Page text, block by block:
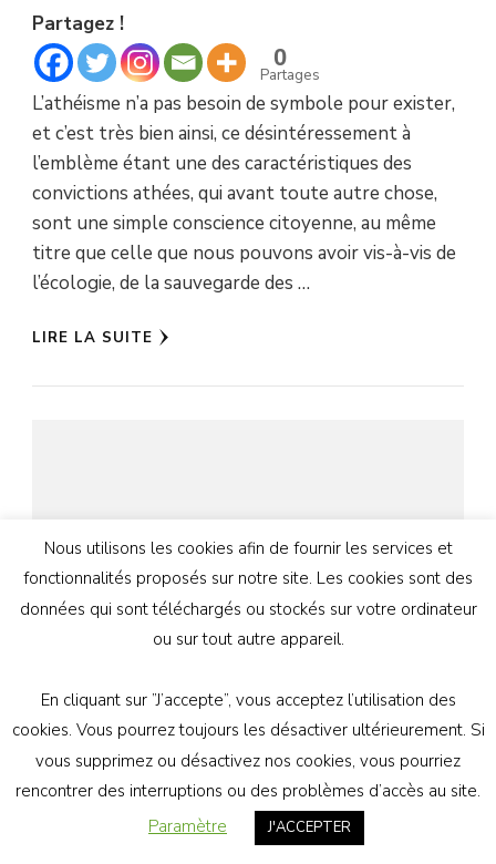
Partagez !
0
Partages
L’athéisme n’a pas besoin de symbole pour exister,
et c’est très bien ainsi, ce désintéressement à
l’emblème étant une des caractéristiques des
convictions athées, qui avant toute autre chose,
sont une simple conscience citoyenne, au même
titre que celle que nous pouvons avoir vis-à-vis de
l’écologie, de la sauvegarde des …
LIRE LA SUITE
Mais qui au sein de la laïcité, décide
pour les athées ?
Nous utilisons les cookies afin de fournir les services et
fonctionnalités proposés sur notre site. Les cookies sont des
données qui sont téléchargés ou stockés sur votre ordinateur
ou sur tout autre appareil.
En cliquant sur ”J’accepte”, vous acceptez l’utilisation des
cookies. Vous pourrez toujours les désactiver ultérieurement. Si
vous supprimez ou désactivez nos cookies, vous pourriez
rencontrer des interruptions ou des problèmes d’accès au site.
Paramètre
J'ACCEPTER